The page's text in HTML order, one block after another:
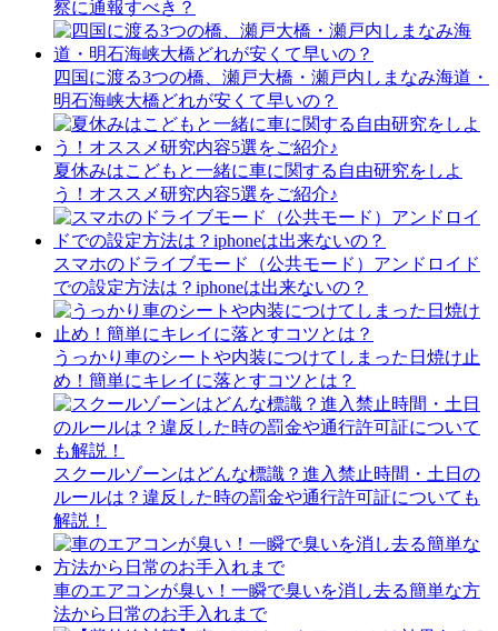
察に通報すべき？
四国に渡る3つの橋、瀬戸大橋・瀬戸内しまなみ海道・
明石海峡大橋どれが安くて早いの？
夏休みはこどもと一緒に車に関する自由研究をしよ
う！オススメ研究内容5選をご紹介♪
スマホのドライブモード（公共モード）アンドロイド
での設定方法は？iphoneは出来ないの？
うっかり車のシートや内装につけてしまった日焼け止
め！簡単にキレイに落とすコツとは？
スクールゾーンはどんな標識？進入禁止時間・土日の
ルールは？違反した時の罰金や通行許可証についても
解説！
車のエアコンが臭い！一瞬で臭いを消し去る簡単な方
法から日常のお手入れまで